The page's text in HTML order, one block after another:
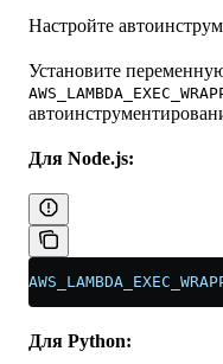
Настройте
Установите
Для Node.js:
Для Python: